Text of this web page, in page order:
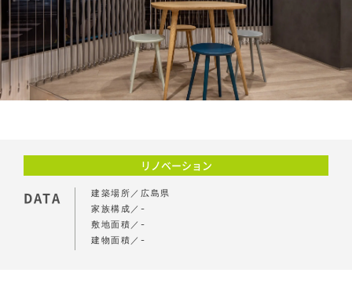
リノベーション
DATA 建築場所
広島県
家族構成
-
敷地面積
-
建物面積
-